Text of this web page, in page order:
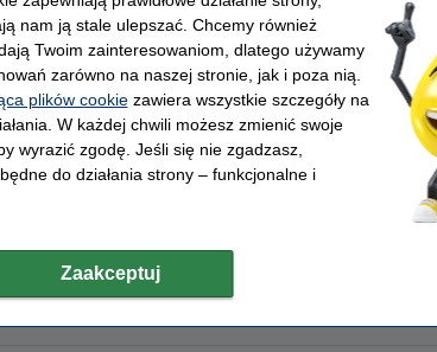
ten produkt 123drukuj dajemy 100% gwarancję.
XL Numer artykułu:
123drukuj Kolor:
± 26.500 stron
na jutro!
nam ją stale ulepszać. Chcemy również
Twoim zainteresowaniom, dlatego używamy
zarówno na naszej stronie, jak i poza nią.
plików cookiezawiera wszystkie szczegóły na
W każdej chwili możesz zmienić swoje
wyrazić zgodę. Jeśli się nie zgadzasz,
do działania strony – funkcjonalne i
Zaakceptuj